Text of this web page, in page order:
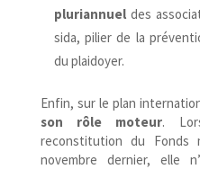
pluriannueldes
sida, pilier de la
du plaidoyer.
Enfin, sur le plan
son rôle moteur.
reconstitution du Fonds
novembre dernier, elle